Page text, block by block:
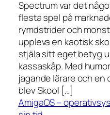
Spectrum var det
flesta spel på
rymdstrider och
uppleva en kaotisk
stjäla sitt eget betyg
kassaskåp. Med
jagande lärare och en
blev Skool […]
AmigaOS –